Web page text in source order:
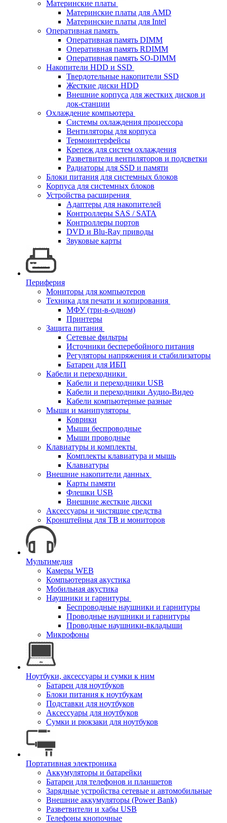
Материнские платы
Материнские платы для AMD
Материнские платы для Intel
Оперативная память
Оперативная память DIMM
Оперативная память RDIMM
Оперативная память SO-DIMM
Накопители HDD и SSD
Твердотельные накопители SSD
Жесткие диски HDD
Внешние корпуса для жестких дисков и
док-станции
Охлаждение компьютера
Системы охлаждения процессора
Вентиляторы для корпуса
Термоинтерфейсы
Крепеж для систем охлаждения
Разветвители вентиляторов и подсветки
Радиаторы для SSD и памяти
Блоки питания для системных блоков
Корпуса для системных блоков
Устройства расширения
Адаптеры для накопителей
Контроллеры SAS / SATA
Контроллеры портов
DVD и Blu-Ray приводы
Звуковые карты
Периферия
Мониторы для компьютеров
Техника для печати и копирования
МФУ (три-в-одном)
Принтеры
Защита питания
Сетевые фильтры
Источники бесперебойного питания
Регуляторы напряжения и стабилизаторы
Батареи для ИБП
Кабели и переходники
Кабели и переходники USB
Кабели и переходники Аудио-Видео
Кабели компьютерные разные
Мыши и манипуляторы
Коврики
Мыши беспроводные
Мыши проводные
Клавиатуры и комплекты
Комплекты клавиатура и мышь
Клавиатуры
Внешние накопители данных
Карты памяти
Флешки USB
Внешние жесткие диски
Аксессуары и чистящие средства
Кронштейны для ТВ и мониторов
Мультимедия
Камеры WEB
Компьютерная акустика
Мобильная акустика
Наушники и гарнитуры
Беспроводные наушники и гарнитуры
Проводные наушники и гарнитуры
Проводные наушники-вкладыши
Микрофоны
Ноутбуки, аксессуары и сумки к ним
Батареи для ноутбуков
Блоки питания к ноутбукам
Подставки для ноутбуков
Аксессуары для ноутбуков
Сумки и рюкзаки для ноутбуков
Портативная электроника
Аккумуляторы и батарейки
Батареи для телефонов и планшетов
Зарядные устройства сетевые и автомобильные
Внешние аккумуляторы (Power Bank)
Разветвители и хабы USB
Телефоны кнопочные